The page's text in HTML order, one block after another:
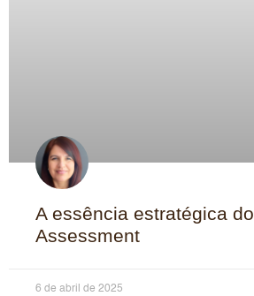
A essência estratégica do
Assessment
6 de abril de 2025